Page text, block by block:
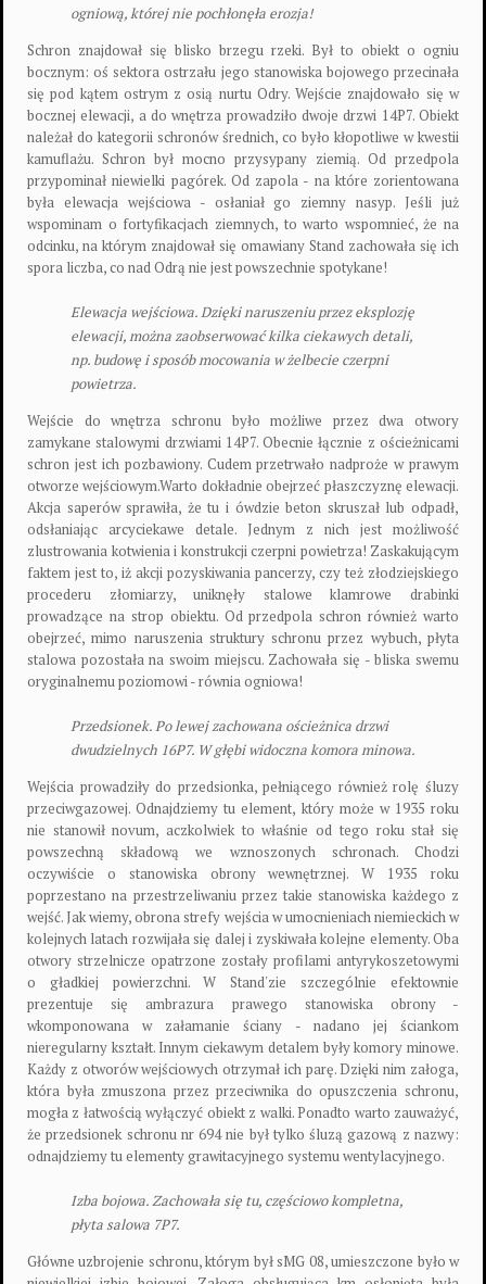
ogniową, której nie pochłonęła erozja!
Schron znajdował się blisko brzegu rzeki. Był to obiekt o ogniu
bocznym: oś sektora ostrzału jego stanowiska bojowego przecinała
się pod kątem ostrym z osią nurtu Odry. Wejście znajdowało się w
bocznej elewacji, a do wnętrza prowadziło dwoje drzwi 14P7. Obiekt
należał do kategorii schronów średnich, co było kłopotliwe w kwestii
kamuflażu. Schron był mocno przysypany ziemią. Od przedpola
przypominał niewielki pagórek. Od zapola - na które zorientowana
była elewacja wejściowa - osłaniał go ziemny nasyp. Jeśli już
wspominam o fortyfikacjach ziemnych, to warto wspomnieć, że na
odcinku, na którym znajdował się omawiany Stand zachowała się ich
spora liczba, co nad Odrą nie jest powszechnie spotykane!
Elewacja wejściowa. Dzięki naruszeniu przez eksplozję
elewacji, można zaobserwować kilka ciekawych detali,
np. budowę i sposób mocowania w żelbecie czerpni
powietrza.
Wejście do wnętrza schronu było możliwe przez dwa otwory
zamykane stalowymi drzwiami 14P7. Obecnie łącznie z ościeżnicami
schron jest ich pozbawiony. Cudem przetrwało nadproże w prawym
otworze wejściowym.Warto dokładnie obejrzeć płaszczyznę elewacji.
Akcja saperów sprawiła, że tu i ówdzie beton skruszał lub odpadł,
odsłaniając arcyciekawe detale. Jednym z nich jest możliwość
zlustrowania kotwienia i konstrukcji czerpni powietrza! Zaskakującym
faktem jest to, iż akcji pozyskiwania pancerzy, czy też złodziejskiego
procederu złomiarzy, uniknęły stalowe klamrowe drabinki
prowadzące na strop obiektu. Od przedpola schron również warto
obejrzeć, mimo naruszenia struktury schronu przez wybuch, płyta
stalowa pozostała na swoim miejscu. Zachowała się - bliska swemu
oryginalnemu poziomowi - równia ogniowa!
Przedsionek. Po lewej zachowana ościeżnica drzwi
dwudzielnych 16P7. W głębi widoczna komora minowa.
Wejścia prowadziły do przedsionka, pełniącego również rolę śluzy
przeciwgazowej. Odnajdziemy tu element, który może w 1935 roku
nie stanowił novum, aczkolwiek to właśnie od tego roku stał się
powszechną składową we wznoszonych schronach. Chodzi
oczywiście o stanowiska obrony wewnętrznej. W 1935 roku
poprzestano na przestrzeliwaniu przez takie stanowiska każdego z
wejść. Jak wiemy, obrona strefy wejścia w umocnieniach niemieckich w
kolejnych latach rozwijała się dalej i zyskiwała kolejne elementy. Oba
otwory strzelnicze opatrzone zostały profilami antyrykoszetowymi
o gładkiej powierzchni. W Stand'zie szczególnie efektownie
prezentuje się ambrazura prawego stanowiska obrony -
wkomponowana w załamanie ściany - nadano jej ściankom
nieregularny kształt. Innym ciekawym detalem były komory minowe.
Każdy z otworów wejściowych otrzymał ich parę. Dzięki nim załoga,
która była zmuszona przez przeciwnika do opuszczenia schronu,
mogła z łatwością wyłączyć obiekt z walki. Ponadto warto zauważyć,
że przedsionek schronu nr 694 nie był tylko śluzą gazową z nazwy:
odnajdziemy tu elementy grawitacyjnego systemu wentylacyjnego.
Izba bojowa. Zachowała się tu, częściowo kompletna,
płyta salowa 7P7.
Główne uzbrojenie schronu, którym był sMG 08, umieszczone było w